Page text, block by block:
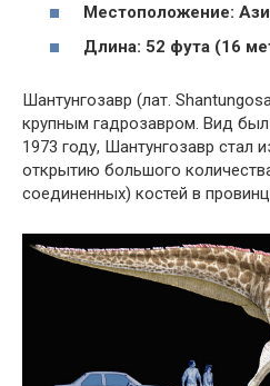
Местоположение:
Длина: 52 фута (16
Шантунгозавр (лат.
крупным гадрозавром. Вид был
1973 году, Шантунгозавр стал
открытию большого
соединенных) костей в